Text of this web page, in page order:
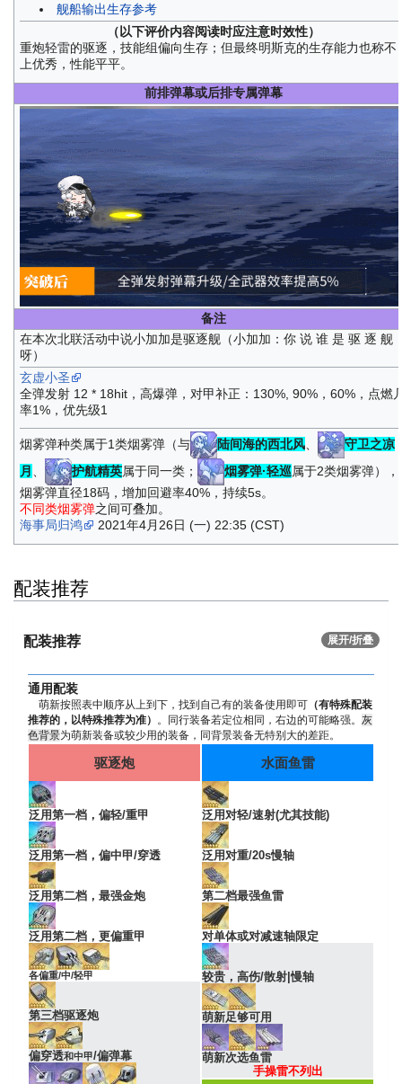
舰船输出生存参考
（以下评价内容阅读时应注意时效性）
重炮轻雷的驱逐，技能组偏向生存；但最终明斯克的生存能力也称不
上优秀，性能平平。
前排弹幕或后排专属弹幕
备注
在本次北联活动中说小加加是驱逐舰（小加加：你 说 谁 是 驱 逐 舰
呀）
玄虚小圣
全弹发射 12 * 18hit，高爆弹，对甲补正：130%, 90%，60%，点燃
率1%，优先级1
烟雾弹种类属于1类烟雾弹（与 陆间海的西北风、
守卫之凉
月
护航精英属于同一类； 烟雾弹·轻巡属于2类烟雾弹），
烟雾弹直径18码，增加回避率40%，持续5s。
不同类烟雾弹之间可叠加。
海事局归鸿
2021年4月26日 (一) 22:35 (CST)
配装推荐
配装推荐 展开/折叠
通用配装
萌新按照表中顺序从上到下，找到自己有的装备使用即可（有特殊配装
推荐的，以特殊推荐为准）
。同行装备若定位相同，右边的可能略强。 灰
色背景为萌新装备或较少用的装备，同背景装备无特别大的差距。
驱逐炮
泛用第一档，偏轻/重甲
泛用第一档，偏中甲/穿透
泛用第二档，最强金炮
泛用第二档，更偏重甲
各偏重/中/轻甲
第三档驱逐炮
偏穿透和中甲/偏弹幕
水面鱼雷
泛用对轻/速射(尤其技能)
泛用对重/20s慢轴
第二档最强鱼雷
对单体或对减速轴限定
较贵，高伤/散射|慢轴
萌新足够可用
萌新次选鱼雷
手操雷不列出